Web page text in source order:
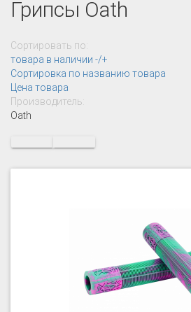
Грипсы Oath
Сортировать по:
товара в наличии -/+
Сортировка по названию товара
Цена товара
Производитель:
Oath